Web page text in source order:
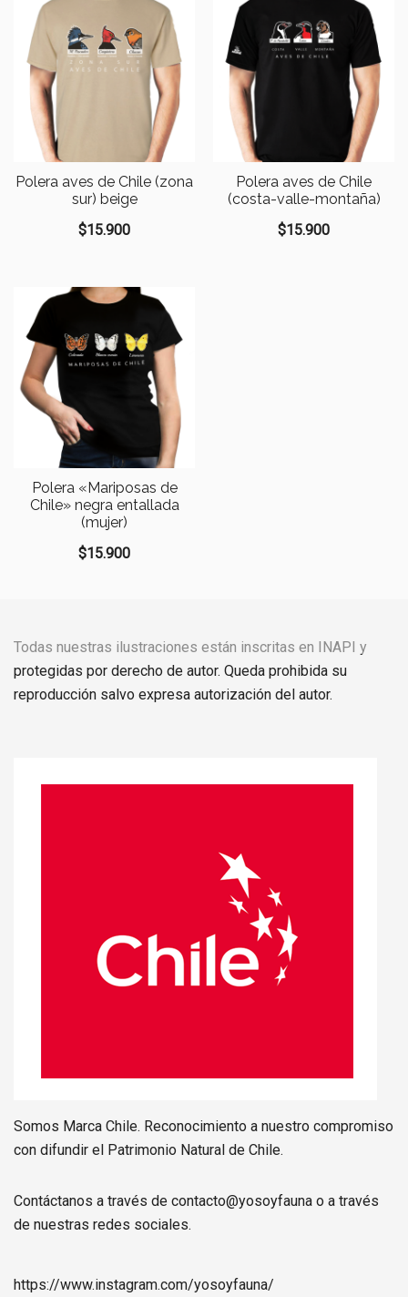
Polera aves de Chile (zona
sur) beige
$15.900
Polera aves de Chile
(costa-valle-montaña)
$15.900
Polera «Mariposas de
Chile» negra entallada
(mujer)
$15.900
Todas nuestras ilustraciones están inscritas en INAPI y
protegidas por derecho de autor. Queda prohibida su
reproducción salvo expresa autorización del autor.
Somos Marca Chile. Reconocimiento a nuestro compromiso
con difundir el Patrimonio Natural de Chile.
Contáctanos a través de contacto@yosoyfauna o a través
de nuestras redes sociales.
https://www.instagram.com/yosoyfauna/